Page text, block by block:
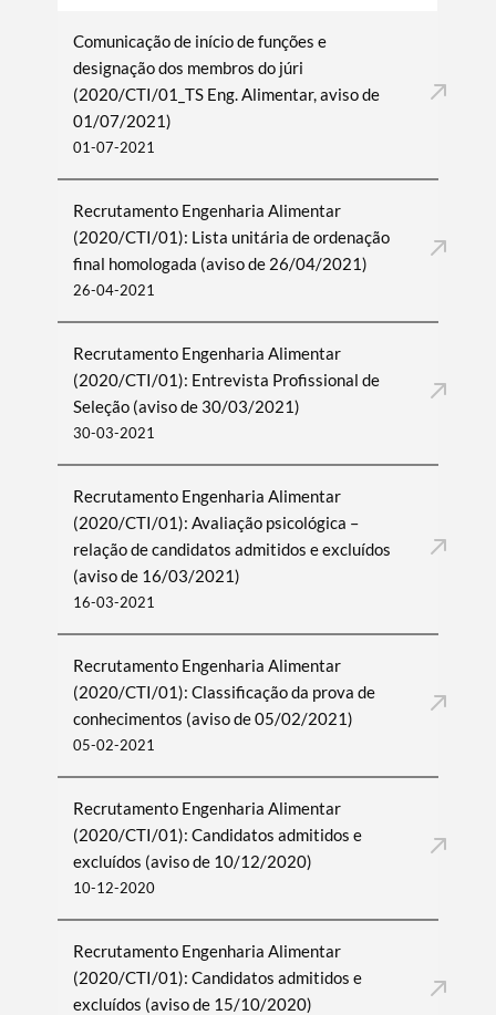
Comunicação de início de funções e
designação dos membros do júri
(2020/CTI/01_TS Eng. Alimentar, aviso de
01/07/2021)
01-07-2021
Recrutamento Engenharia Alimentar
(2020/CTI/01): Lista unitária de ordenação
final homologada (aviso de 26/04/2021)
26-04-2021
Recrutamento Engenharia Alimentar
(2020/CTI/01): Entrevista Profissional de
Seleção (aviso de 30/03/2021)
30-03-2021
Recrutamento Engenharia Alimentar
(2020/CTI/01): Avaliação psicológica –
relação de candidatos admitidos e excluídos
(aviso de 16/03/2021)
16-03-2021
Recrutamento Engenharia Alimentar
(2020/CTI/01): Classificação da prova de
conhecimentos (aviso de 05/02/2021)
05-02-2021
Recrutamento Engenharia Alimentar
(2020/CTI/01): Candidatos admitidos e
excluídos (aviso de 10/12/2020)
10-12-2020
Recrutamento Engenharia Alimentar
(2020/CTI/01): Candidatos admitidos e
excluídos (aviso de 15/10/2020)